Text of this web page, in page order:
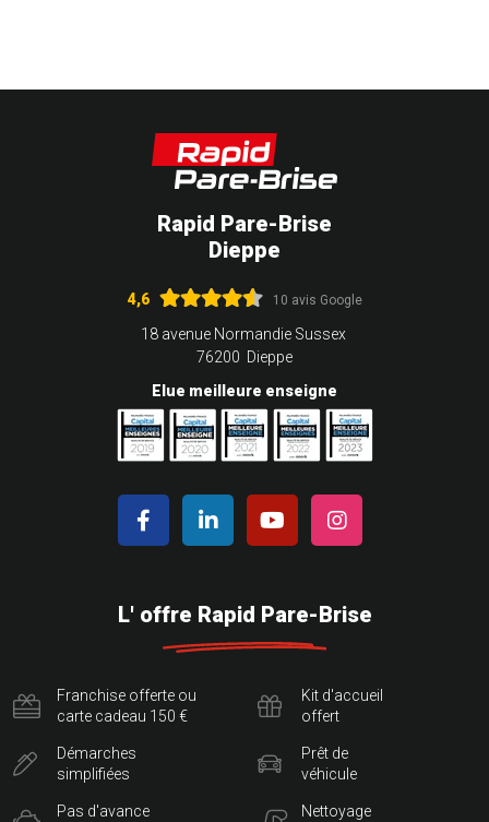
Rapid Pare-Brise
Dieppe
4,6 10 avis Google
18 avenue Normandie Sussex
76200 Dieppe
Elue meilleure enseigne
L' offre Rapid Pare-Brise
Franchise offerte ou
carte cadeau 150 €
Démarches
simplifiées
Pas d'avance
Kit d'accueil
offert
Prêt de
véhicule
Nettoyage